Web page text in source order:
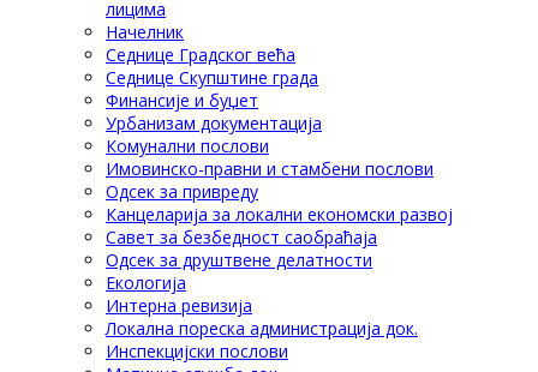
лицима
Начелник
Седнице Градског већа
Седнице Скупштине града
Финансије и буџет
Урбанизам документација
Комунални послови
Имовинско-правни и стамбени послови
Одсек за привреду
Канцеларија за локални економски развој
Савет за безбедност саобраћаја
Одсек за друштвене делатности
Eкологија
Интерна ревизија
Локална пореска администрација док.
Инспекцијски послови